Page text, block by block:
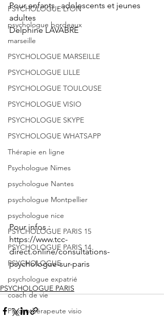
PSYCHOLOGUE LYON
psychologue bordeaux
marseille
PSYCHOLOGUE MARSEILLE
PSYCHOLOGUE LILLE
PSYCHOLOGUE TOULOUSE
PSYCHOLOGUE VISIO
PSYCHOLOGUE SKYPE
PSYCHOLOGUE WHATSAPP
Thérapie en ligne
Psychologue Nimes
psychologue Nantes
psychologue Montpellier
psychologue nice
PSYCHOLOGUE PARIS 15
PSYCHOLOGUE PARIS 14
PSYCHOLOGUE
psychologue expatrié
coach de vie
Psychothérapeute visio
Pour enfants , adolescents et jeunes
adultes
Delphine LAVABRE
Pour infos :
https://www.tcc-
direct.online/consultations-
psychologue-sur-paris
PSYCHOLOGUE PARIS